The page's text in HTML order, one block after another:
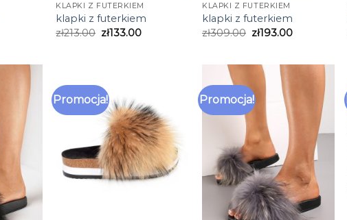
KLAPKI Z FUTERKIEM
klapki z futerkiem
zł213.00 zł133.00
KLAPKI Z FUTERKIEM
klapki z futerkiem
zł309.00 zł193.00
Promocja! Promocja!